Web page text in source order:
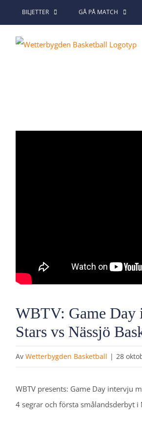
Fortsätt
till
innehållet
BILJETTER GÅ PÅ MATCH
WBTV: Game Day
Stars vs Nässjö
Av Wetterbygden Basketball | 28
WBTV presents: Game Day intervju
4 segrar och första smålandsderbyt